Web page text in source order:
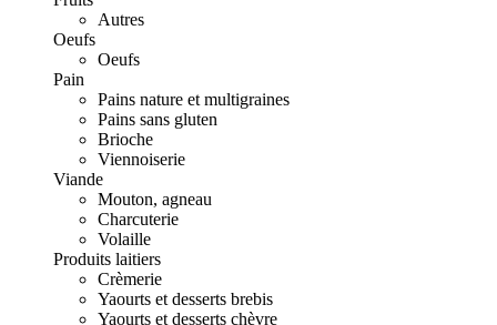
Autres
Oeufs
Oeufs
Pain
Pains nature et multigraines
Pains sans gluten
Brioche
Viennoiserie
Viande
Mouton, agneau
Charcuterie
Volaille
Produits laitiers
Crèmerie
Yaourts et desserts brebis
Yaourts et desserts chèvre